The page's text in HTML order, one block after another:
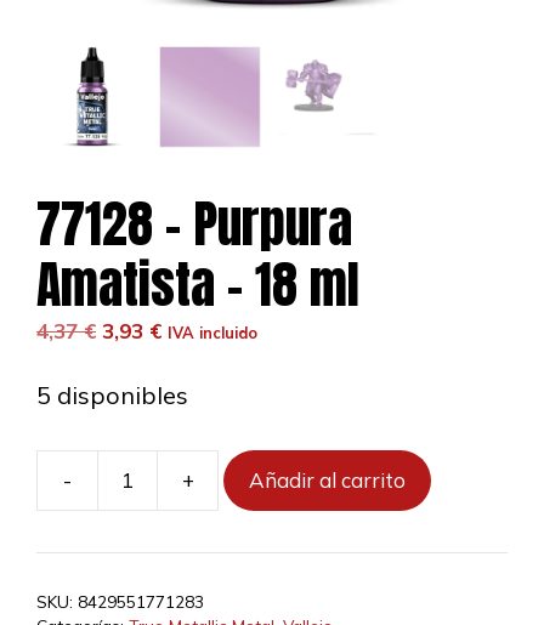
77128 – Purpura
Amatista – 18 ml
4,37€ El
original
4,37 €.
3,93 €El
actual
3,93 €.
IVA incluido
5 disponibles
-
77128
Purpura
-
+ Añadir al carrito
SKU: 8429551771283